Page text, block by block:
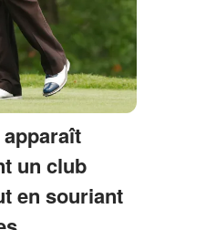
un club
en souriant